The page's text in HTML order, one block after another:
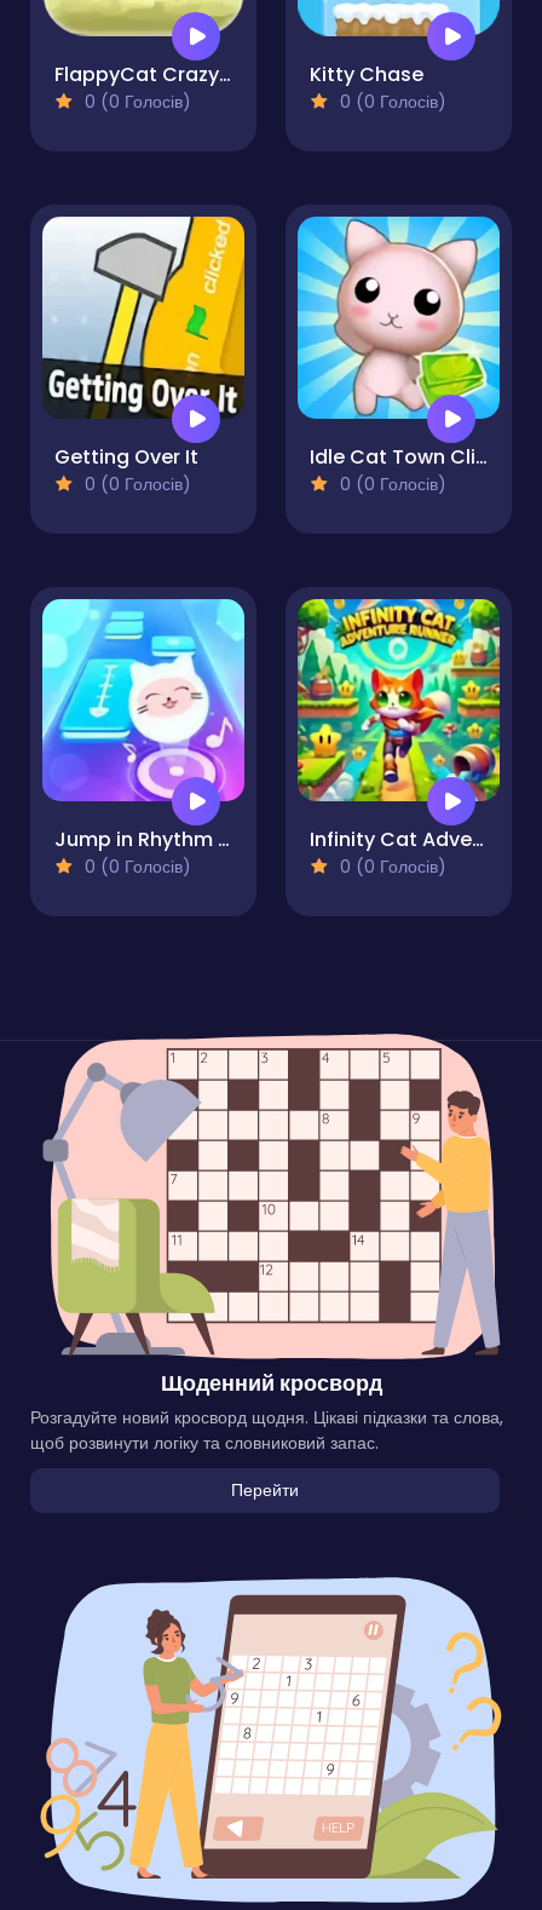
FlappyCat Crazy Copters
0 (0 Голосів)
Kitty Chase
0 (0 Голосів)
Getting Over It
0 (0 Голосів)
Idle Cat Town Clicker
0 (0 Голосів)
Jump in Rhythm to the Hit! Cat Disco!
0 (0 Голосів)
Infinity Cat Adventure Runner
0 (0 Голосів)
Щоденний кросворд
Розгадуйте новий кросворд щодня. Цікаві підказки та слова,
щоб розвинути логіку та словниковий запас.
Перейти